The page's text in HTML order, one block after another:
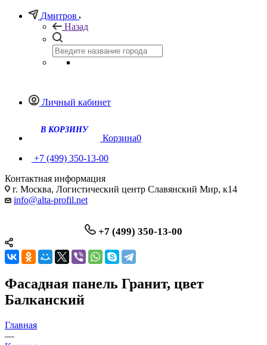
Дмитров
Назад
Личный кабинет
В КОРЗИНУ
Корзина0
+7 (499) 350-13-00
Контактная информация
г. Москва, Логистический центр Славянский Мир, к14
info@alta-profil.net
+7 (499) 350-13-00
Фасадная панель Гранит, цвет
Балканский
Главная
—